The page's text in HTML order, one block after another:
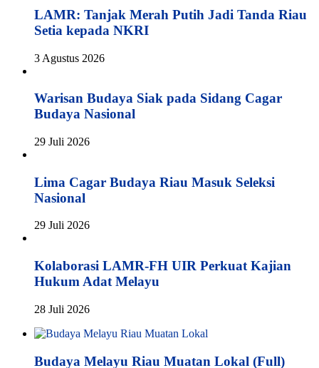
LAMR: Tanjak Merah Putih Jadi Tanda Riau
Setia kepada NKRI
3 Agustus 2026
Warisan Budaya Siak pada Sidang Cagar
Budaya Nasional
29 Juli 2026
Lima Cagar Budaya Riau Masuk Seleksi
Nasional
29 Juli 2026
Kolaborasi LAMR-FH UIR Perkuat Kajian
Hukum Adat Melayu
28 Juli 2026
Budaya Melayu Riau Muatan Lokal (Full)